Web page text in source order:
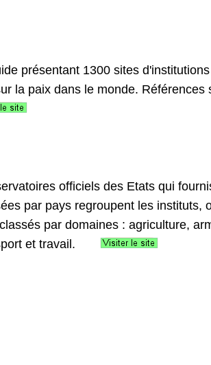
présentant 1300 sites
la paix dans le monde.
officiels des Etats qui
par pays regroupent les instituts,
par domaines : agriculture,
et travail.